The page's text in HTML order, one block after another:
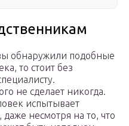
обнаружили подобные
то стоит без
не сделает никогда.
испытывает
несмотря на то, что